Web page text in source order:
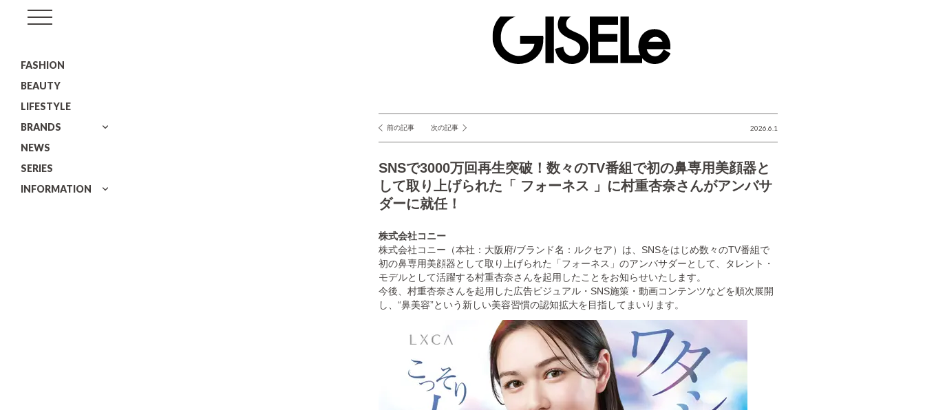
ル)
FASHION
BEAUTY
LIFESTYLE
BRANDS
NEWS
SERIES
INFORMATION
投
ナ
ビ
ゲ
ー
シ
ョ
ン
前の記事 次の記事 2026.6.1
SNSで3000万回再生突破！数々のTV番組で初の鼻専用美顔器と
して取り上げられた「 フォーネス 」に村重杏奈さんがアンバサ
ダーに就任！
株式会社コニー
株式会社コニー（本社：大阪府/ブランド名：ルクセア）は、SNSをはじめ数々のTV番組で
初の鼻専用美顔器として取り上げられた「フォーネス」のアンバサダーとして、タレント・
モデルとして活躍する村重杏奈さんを起用したことをお知らせいたします。
今後、村重杏奈さんを起用した広告ビジュアル・SNS施策・動画コンテンツなどを順次展開
し、“鼻美容”という新しい美容習慣の認知拡大を目指してまいります。